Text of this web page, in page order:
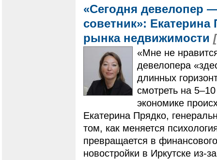
«Сегодня девелопер
советник»:
рынка недвижимости
«Мне не
девелопера
длинных
смотреть на
экономике
Екатерина Прядко,
том, как меняется
превращается в
новостройки в Иркутске из-